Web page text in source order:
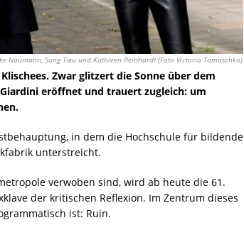
Naumann, Sung Tieu und Kathleen Reinhardt (Foto Victoria Tomaschko)
Zwar glitzert die Sonne über dem
eröffnet und trauert zugleich: um
in dem die Hochschule für bildende
unterstreicht.
verwoben sind, wird ab heute die 61.
der kritischen Reflexion. Im Zentrum dieses
ist: Ruin.